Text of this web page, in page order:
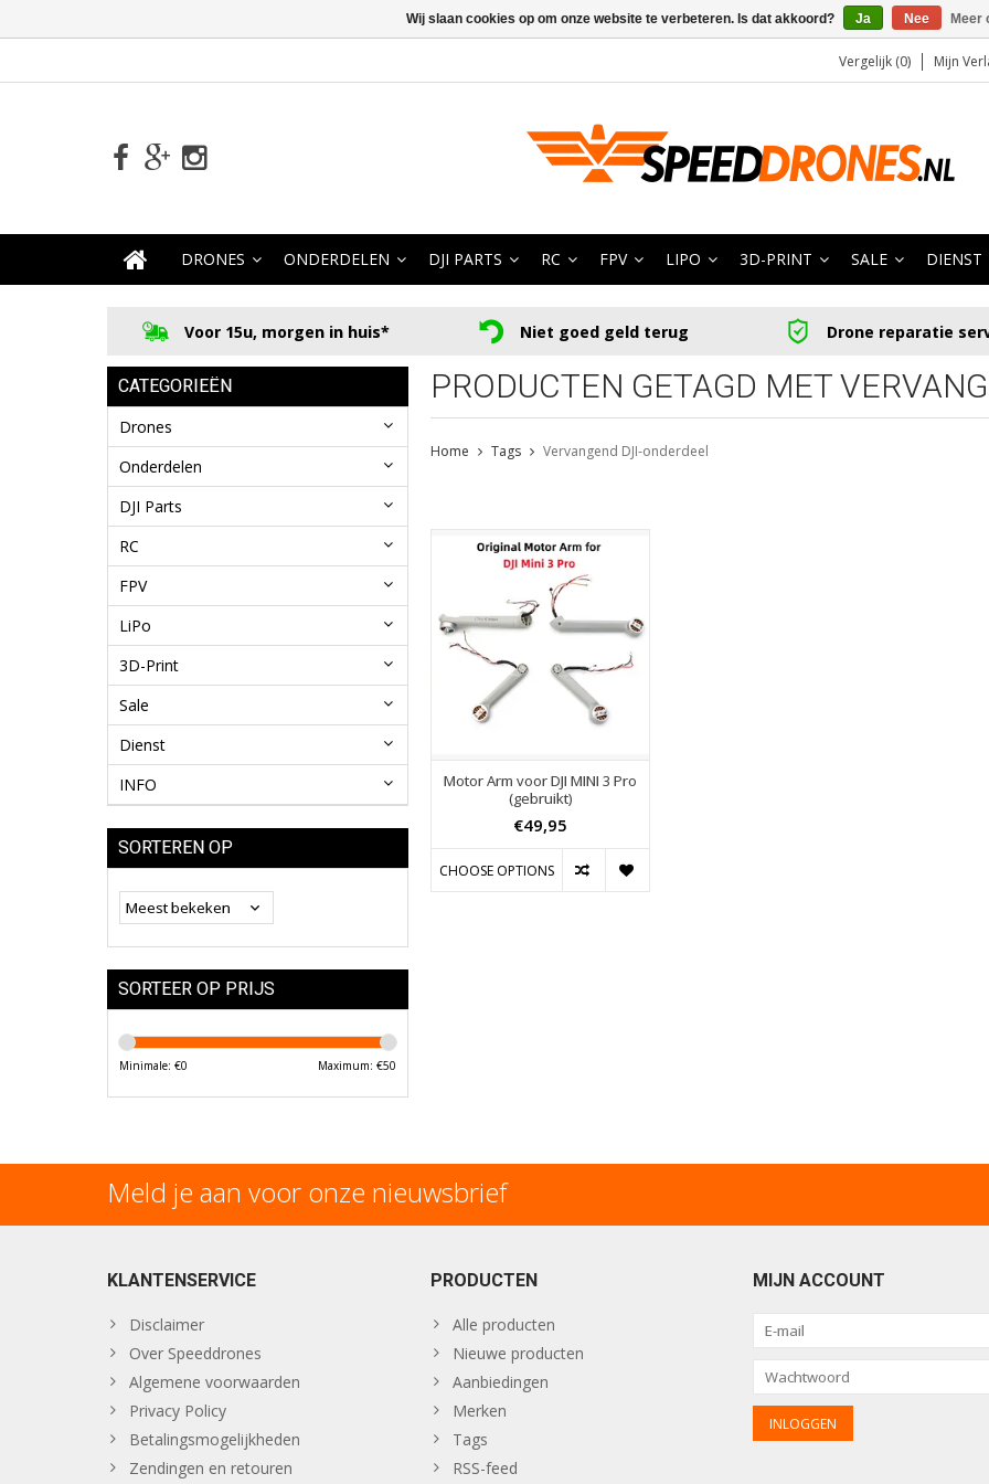
Vergelijk (0) Mijn
DRONES ONDERDELEN DJI PARTS RC FPV LIPO 3D-PRINT SALE DIENST
Voor 15u, morgen in huis* Niet goed geld terug Drone reparatie
CATEGORIEËN
Drones
Onderdelen
DJI Parts
RC
FPV
LiPo
3D-Print
Sale
Dienst
INFO
SORTEREN OP
SORTEER OP PRIJS
Minimale: €0 Maximum: €50
PRODUCTEN GETAGD MET
Home Tags Vervangend DJI-onderdeel
Motor Arm voor DJI MINI 3 Pro
(gebruikt)
€49,95
CHOOSE OPTIONS
Meld je aan voor onze nieuwsbrief
KLANTENSERVICE
Disclaimer
Over Speeddrones
Algemene voorwaarden
Privacy Policy
Betalingsmogelijkheden
Zendingen en retouren
PRODUCTEN
Alle producten
Nieuwe producten
Aanbiedingen
Merken
Tags
RSS-feed
MIJN ACCOUNT
Wij slaan cookies op om onze website te verbeteren. Is dat akkoord? Ja Nee Meer